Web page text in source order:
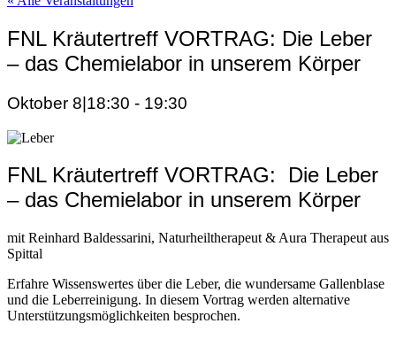
FNL Kräutertreff VORTRAG: Die Leber
– das Chemielabor in unserem Körper
Oktober 8|18:30 - 19:30
FNL Kräutertreff VORTRAG: Die Leber
– das Chemielabor in unserem Körper
mit Reinhard Baldessarini, Naturheiltherapeut & Aura Therapeut aus
Spittal
Erfahre Wissenswertes über die Leber, die wundersame Gallenblase
und die Leberreinigung. In diesem Vortrag werden alternative
Unterstützungsmöglichkeiten besprochen.